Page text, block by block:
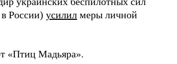
России) усилил меры личной
«Птиц Мадьяра».